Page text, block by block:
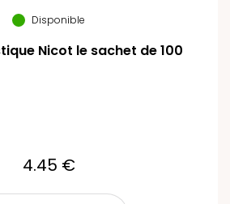
Disponible
Nicot le sachet de 100
4.45 €